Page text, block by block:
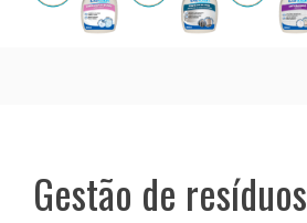
Gestão de resíduos